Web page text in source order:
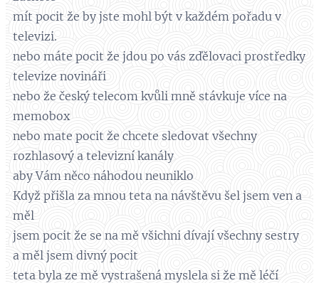
mít pocit že by jste mohl být v každém pořadu v
televizi.
nebo máte pocit že jdou po vás zďělovaci prostředky
televize novináři
nebo že český telecom kvůli mně stávkuje více na
memobox
nebo mate pocit že chcete sledovat všechny
rozhlasový a televizní kanály
aby Vám něco náhodou neuniklo
Když přišla za mnou teta na návštěvu šel jsem ven a
měl
jsem pocit že se na mě všichni dívají všechny sestry
a měl jsem divný pocit
teta byla ze mě vystrašená myslela si že mě léčí